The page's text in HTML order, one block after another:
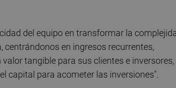
del equipo en transformar la
en ingresos recurrentes,
tangible para sus clientes e inversores,
capital para acometer las inversiones".